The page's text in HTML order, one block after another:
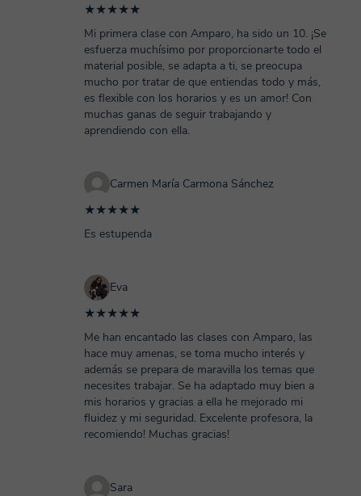
★★★★★
Mi primera clase con Amparo, ha sido un 10. ¡Se
esfuerza muchísimo por proporcionarte todo el
material posible, se adapta a ti, se preocupa
mucho por tratar de que entiendas todo y más,
es flexible con los horarios y es un amor! Con
muchas ganas de seguir trabajando y
aprendiendo con ella.
Carmen María Carmona Sánchez
★★★★★
Es estupenda
Eva
★★★★★
Me han encantado las clases con Amparo, las
hace muy amenas, se toma mucho interés y
además se prepara de maravilla los temas que
necesites trabajar. Se ha adaptado muy bien a
mis horarios y gracias a ella he mejorado mi
fluidez y mi seguridad. Excelente profesora, la
recomiendo! Muchas gracias!
Sara